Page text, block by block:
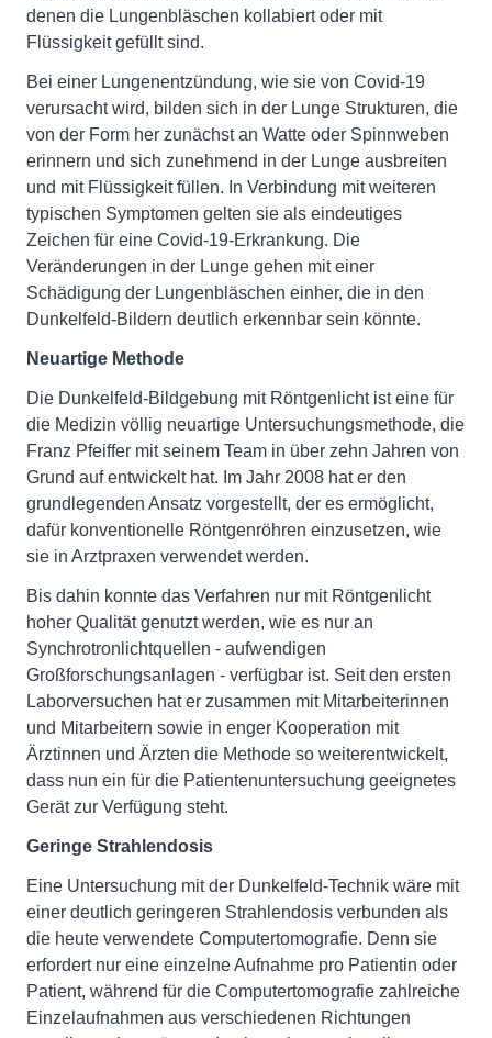
denen die Lungenbläschen kollabiert oder mit
Flüssigkeit gefüllt sind.
Bei einer Lungenentzündung, wie sie von Covid-19
verursacht wird, bilden sich in der Lunge Strukturen, die
von der Form her zunächst an Watte oder Spinnweben
erinnern und sich zunehmend in der Lunge ausbreiten
und mit Flüssigkeit füllen. In Verbindung mit weiteren
typischen Symptomen gelten sie als eindeutiges
Zeichen für eine Covid-19-Erkrankung. Die
Veränderungen in der Lunge gehen mit einer
Schädigung der Lungenbläschen einher, die in den
Dunkelfeld-Bildern deutlich erkennbar sein könnte.
Neuartige Methode
Die Dunkelfeld-Bildgebung mit Röntgenlicht ist eine für
die Medizin völlig neuartige Untersuchungsmethode, die
Franz Pfeiffer mit seinem Team in über zehn Jahren von
Grund auf entwickelt hat. Im Jahr 2008 hat er den
grundlegenden Ansatz vorgestellt, der es ermöglicht,
dafür konventionelle Röntgenröhren einzusetzen, wie
sie in Arztpraxen verwendet werden.
Bis dahin konnte das Verfahren nur mit Röntgenlicht
hoher Qualität genutzt werden, wie es nur an
Synchrotronlichtquellen - aufwendigen
Großforschungsanlagen - verfügbar ist. Seit den ersten
Laborversuchen hat er zusammen mit Mitarbeiterinnen
und Mitarbeitern sowie in enger Kooperation mit
Ärztinnen und Ärzten die Methode so weiterentwickelt,
dass nun ein für die Patientenuntersuchung geeignetes
Gerät zur Verfügung steht.
Geringe Strahlendosis
Eine Untersuchung mit der Dunkelfeld-Technik wäre mit
einer deutlich geringeren Strahlendosis verbunden als
die heute verwendete Computertomografie. Denn sie
erfordert nur eine einzelne Aufnahme pro Patientin oder
Patient, während für die Computertomografie zahlreiche
Einzelaufnahmen aus verschiedenen Richtungen